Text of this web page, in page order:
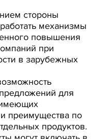
стороны
механизмы
повышения
при
в зарубежных
для
преимущества по
продуктов.